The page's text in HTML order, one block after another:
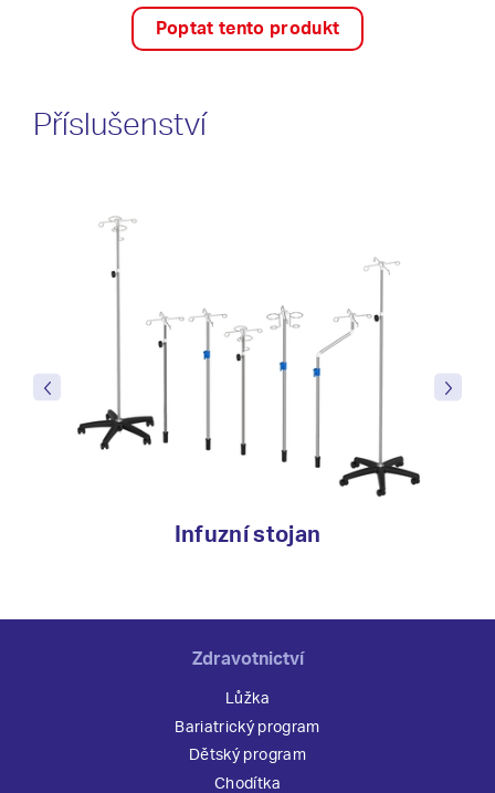
Poptat tento produkt
Příslušenství
Infuzní stojan
Zdravotnictví
Lůžka
Bariatrický program
Dětský program
Chodítka